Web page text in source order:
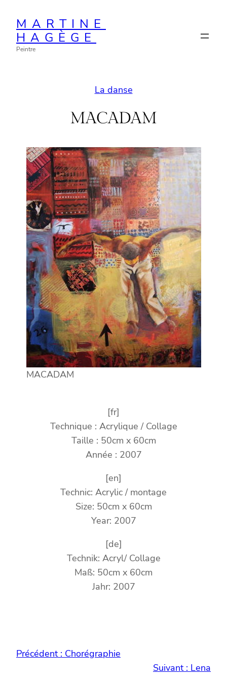
contenu
MARTINE
HAGÈGE
Peintre
La danse
MACADAM
MACADAM
[fr]
Technique : Acrylique / Collage
Taille : 50cm x 60cm
Année : 2007
[en]
Technic: Acrylic / montage
Size: 50cm x 60cm
Year: 2007
[de]
Technik: Acryl/ Collage
Maß: 50cm x 60cm
Jahr: 2007
Précédent : Chorégraphie
Suivant : Lena